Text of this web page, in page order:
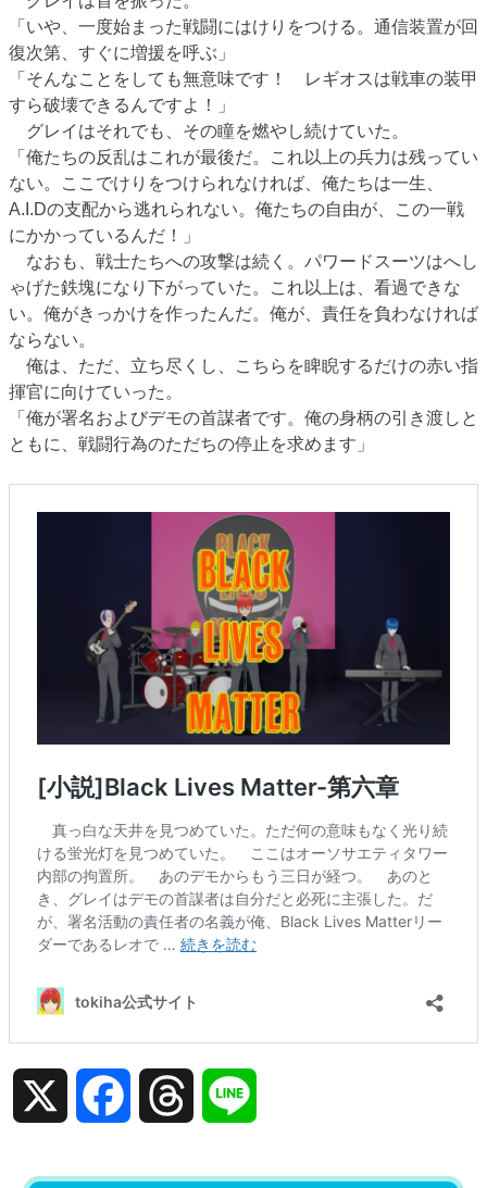
「いや、一度始まった戦闘にはけりをつける。通信装置が回
復次第、すぐに増援を呼ぶ」
「そんなことをしても無意味です！ レギオスは戦車の装甲
すら破壊できるんですよ！」
グレイはそれでも、その瞳を燃やし続けていた。
「俺たちの反乱はこれが最後だ。これ以上の兵力は残ってい
ない。ここでけりをつけられなければ、俺たちは一生、
A.I.Dの支配から逃れられない。俺たちの自由が、この一戦
にかかっているんだ！」
なおも、戦士たちへの攻撃は続く。パワードスーツはへし
ゃげた鉄塊になり下がっていた。これ以上は、看過できな
い。俺がきっかけを作ったんだ。俺が、責任を負わなければ
ならない。
俺は、ただ、立ち尽くし、こちらを睥睨するだけの赤い指
揮官に向けていった。
「俺が署名およびデモの首謀者です。俺の身柄の引き渡しと
ともに、戦闘行為のただちの停止を求めます」
Facebook Threads